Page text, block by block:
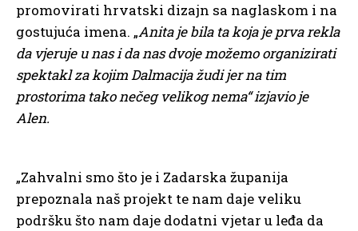
promovirati hrvatski dizajn sa naglaskom i na
gostujuća imena. „Anita je bila ta koja je prva rekla
da vjeruje u nas i da nas dvoje možemo organizirati
spektakl za kojim Dalmacija žudi jer na tim
prostorima tako nečeg velikog nema“ izjavio je
Alen.
„Zahvalni smo što je i Zadarska županija
prepoznala naš projekt te nam daje veliku
podršku što nam daje dodatni vjetar u leđa da